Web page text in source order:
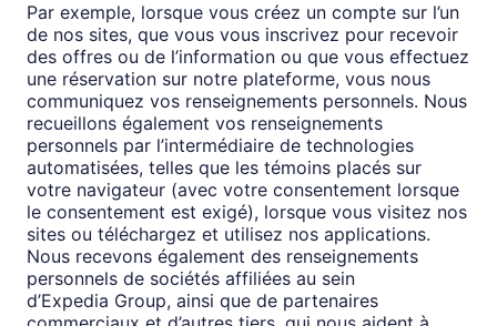
Par exemple, lorsque vous créez un compte sur l’un
de nos sites, que vous vous inscrivez pour recevoir
des offres ou de l’information ou que vous effectuez
une réservation sur notre plateforme, vous nous
communiquez vos renseignements personnels. Nous
recueillons également vos renseignements
personnels par l’intermédiaire de technologies
automatisées, telles que les témoins placés sur
votre navigateur (avec votre consentement lorsque
le consentement est exigé), lorsque vous visitez nos
sites ou téléchargez et utilisez nos applications.
Nous recevons également des renseignements
personnels de sociétés affiliées au sein
d’Expedia Group, ainsi que de partenaires